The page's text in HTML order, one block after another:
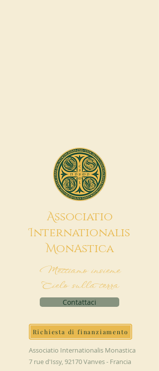
Associatio
Internationalis
MonAstica
Mettiamo insieme
Cielo sulla terra
Contattaci
Richiesta di finanziamento
Associatio Internationalis Monastica
7 rue d'Issy, 92170 Vanves - Francia